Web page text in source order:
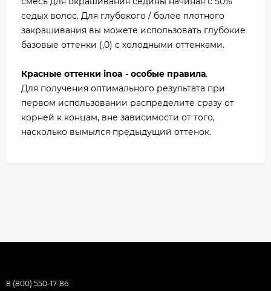
седых волос. Для глубокого / более плотного
закрашивания вы можете использовать глубокие
базовые оттенки (,0) с холодными оттенками.
Красные оттенки inoa - особые правила.
Для получения оптимального результата при
первом использовании распределите сразу от
корней к концам, вне зависимости от того,
насколько вымылся предыдущий оттенок.
8 (800) 550-17-86